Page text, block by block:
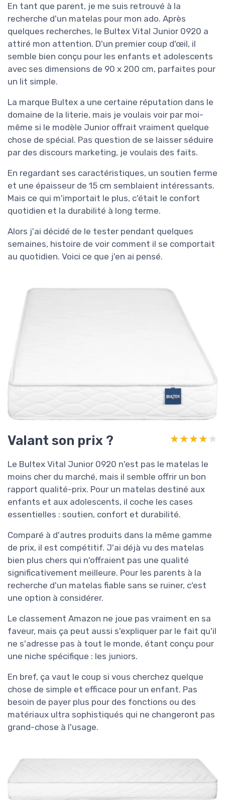
En tant que parent, je me suis retrouvé à la
recherche d'un matelas pour mon ado. Après
quelques recherches, le Bultex Vital Junior 0920 a
attiré mon attention. D'un premier coup d'œil, il
semble bien conçu pour les enfants et adolescents
avec ses dimensions de 90 x 200 cm, parfaites pour
un lit simple.
La marque Bultex a une certaine réputation dans le
domaine de la literie, mais je voulais voir par moi-
même si le modèle Junior offrait vraiment quelque
chose de spécial. Pas question de se laisser séduire
par des discours marketing, je voulais des faits.
En regardant ses caractéristiques, un soutien ferme
et une épaisseur de 15 cm semblaient intéressants.
Mais ce qui m'importait le plus, c'était le confort
quotidien et la durabilité à long terme.
Alors j'ai décidé de le tester pendant quelques
semaines, histoire de voir comment il se comportait
au quotidien. Voici ce que j'en ai pensé.
Valant son prix ? ★★★★★
★★★★★
Le Bultex Vital Junior 0920 n'est pas le matelas le
moins cher du marché, mais il semble offrir un bon
rapport qualité-prix. Pour un matelas destiné aux
enfants et aux adolescents, il coche les cases
essentielles : soutien, confort et durabilité.
Comparé à d'autres produits dans la même gamme
de prix, il est compétitif. J'ai déjà vu des matelas
bien plus chers qui n'offraient pas une qualité
significativement meilleure. Pour les parents à la
recherche d'un matelas fiable sans se ruiner, c'est
une option à considérer.
Le classement Amazon ne joue pas vraiment en sa
faveur, mais ça peut aussi s'expliquer par le fait qu'il
ne s'adresse pas à tout le monde, étant conçu pour
une niche spécifique : les juniors.
En bref, ça vaut le coup si vous cherchez quelque
chose de simple et efficace pour un enfant. Pas
besoin de payer plus pour des fonctions ou des
matériaux ultra sophistiqués qui ne changeront pas
grand-chose à l'usage.